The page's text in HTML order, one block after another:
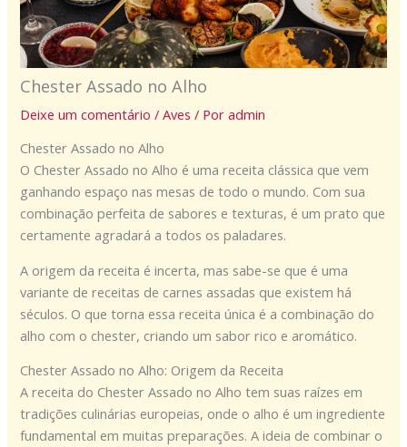
Chester Assado no Alho
Deixe um comentário /Aves / Poradmin
Chester Assado no Alho
O Chester Assado no Alho é uma receita clássica que vem
ganhando espaço nas mesas de todo o mundo. Com sua
combinação perfeita de sabores e texturas, é um prato que
certamente agradará a todos os paladares.
A origem da receita é incerta, mas sabe-se que é uma
variante de receitas de carnes assadas que existem há
séculos. O que torna essa receita única é a combinação do
alho com o chester, criando um sabor rico e aromático.
Chester Assado no Alho: Origem da Receita
A receita do Chester Assado no Alho tem suas raízes em
tradições culinárias europeias, onde o alho é um ingrediente
fundamental em muitas preparações. A ideia de combinar o